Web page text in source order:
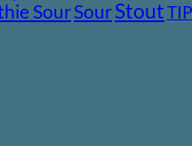
SourSourStout